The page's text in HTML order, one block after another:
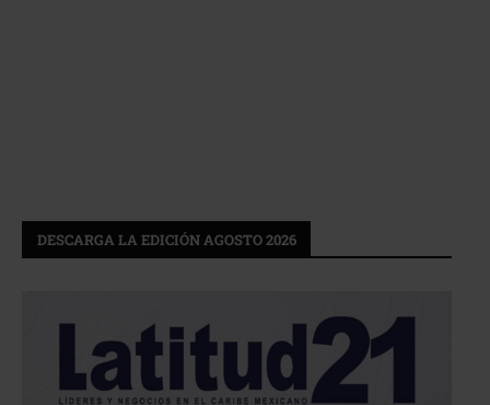
DESCARGA LA EDICIÓN AGOSTO 2026